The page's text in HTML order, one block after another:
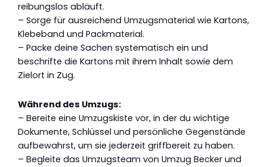
reibungslos abläuft.
– Sorge für ausreichend Umzugsmaterial wie Kartons,
Klebeband und Packmaterial.
– Packe deine Sachen systematisch ein und
beschrifte die Kartons mit ihrem Inhalt sowie dem
Zielort in Zug.
Während des Umzugs:
– Bereite eine Umzugskiste vor, in der du wichtige
Dokumente, Schlüssel und persönliche Gegenstände
aufbewahrst, um sie jederzeit griffbereit zu haben.
– Begleite das Umzugsteam von Umzug Becker und